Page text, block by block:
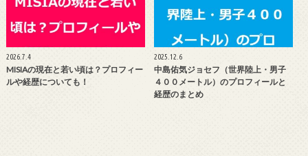
2026.7.4
MISIAの現在と若い頃は？プロフィー
ルや経歴についても！
2025.12.6
中島佑気ジョセフ（世界陸上・男子
４００メートル）のプロフィールと
経歴のまとめ